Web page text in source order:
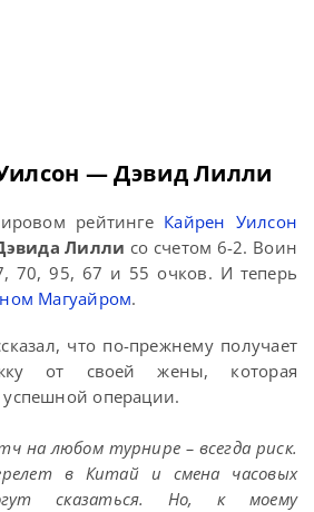
— Дэвид Лилли
рейтинге Кайрен Уилсон
Лилли со счетом 6-2. Воин
70, 95, 67 и 55 очков. И теперь
Магуайром.
что по-прежнему получает
от своей жены, которая
успешной операции.
на любом турнире – всегда риск.
в Китай и смена часовых
сказаться. Но, к моему